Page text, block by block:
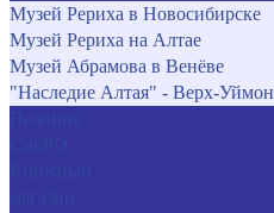
Музей Рериха в Новосибирске
Музей Рериха на Алтае
Музей Абрамова в Венёве
"Наследие Алтая" - Верх-Уймон